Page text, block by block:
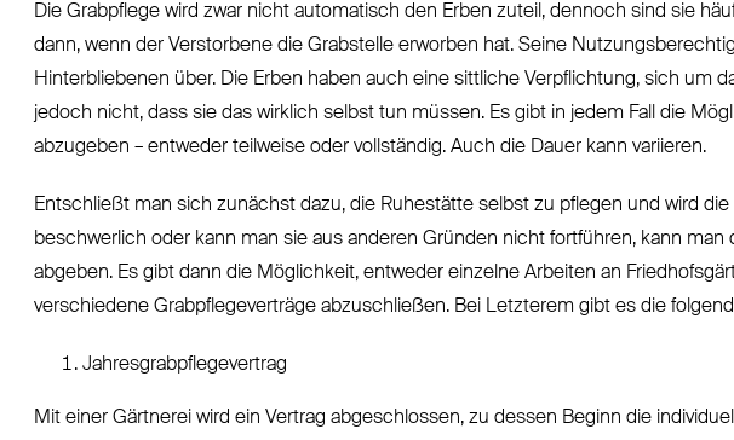
Die Grabpflege wird zwar nicht automatisch den Erben zuteil, dennoch sind sie
dann, wenn der Verstorbene die Grabstelle erworben hat. Seine
Hinterbliebenen über. Die Erben haben auch eine sittliche Verpflichtung, sich um
jedoch nicht, dass sie das wirklich selbst tun müssen. Es gibt in jedem Fall die
abzugeben – entweder teilweise oder vollständig. Auch die Dauer kann variieren.
Entschließt man sich zunächst dazu, die Ruhestätte selbst zu pflegen und wird
beschwerlich oder kann man sie aus anderen Gründen nicht fortführen, kann man
abgeben. Es gibt dann die Möglichkeit, entweder einzelne Arbeiten an
verschiedene Grabpflegeverträge abzuschließen. Bei Letzterem gibt es die
Jahresgrabpflegevertrag
Mit einer Gärtnerei wird ein Vertrag abgeschlossen, zu dessen Beginn die